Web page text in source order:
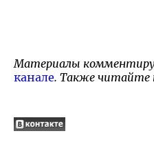
Материалы
канале. Также читайте